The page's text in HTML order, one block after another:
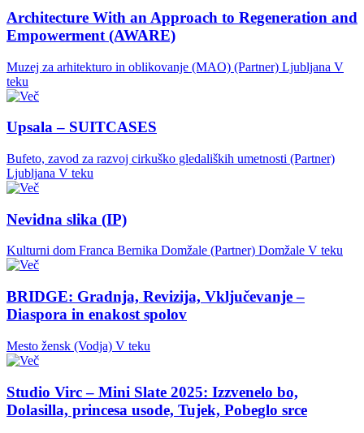
Architecture With an Approach to Regeneration and
Empowerment (AWARE)
Muzej za arhitekturo in oblikovanje (MAO) (Partner) Ljubljana V
teku
Upsala – SUITCASES
Bufeto, zavod za razvoj cirkuško gledaliških umetnosti (Partner)
Ljubljana V teku
Nevidna slika (IP)
Kulturni dom Franca Bernika Domžale (Partner) Domžale V teku
BRIDGE: Gradnja, Revizija, Vključevanje –
Diaspora in enakost spolov
Mesto žensk (Vodja) V teku
Studio Virc – Mini Slate 2025: Izzvenelo bo,
Dolasilla, princesa usode, Tujek, Pobeglo srce